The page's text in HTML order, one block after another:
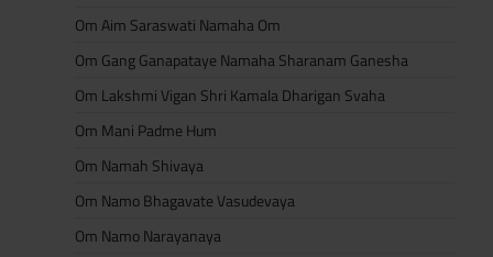
Om Aim Saraswati Namaha Om
Om Gang Ganapataye Namaha Sharanam Ganesha
Om Lakshmi Vigan Shri Kamala Dharigan Svaha
Om Mani Padme Hum
Om Namah Shivaya
Om Namo Bhagavate Vasudevaya
Om Namo Narayanaya